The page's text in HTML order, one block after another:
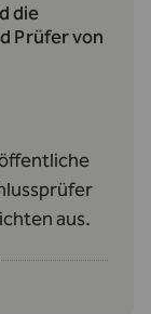
die
Prüfer von
aus.